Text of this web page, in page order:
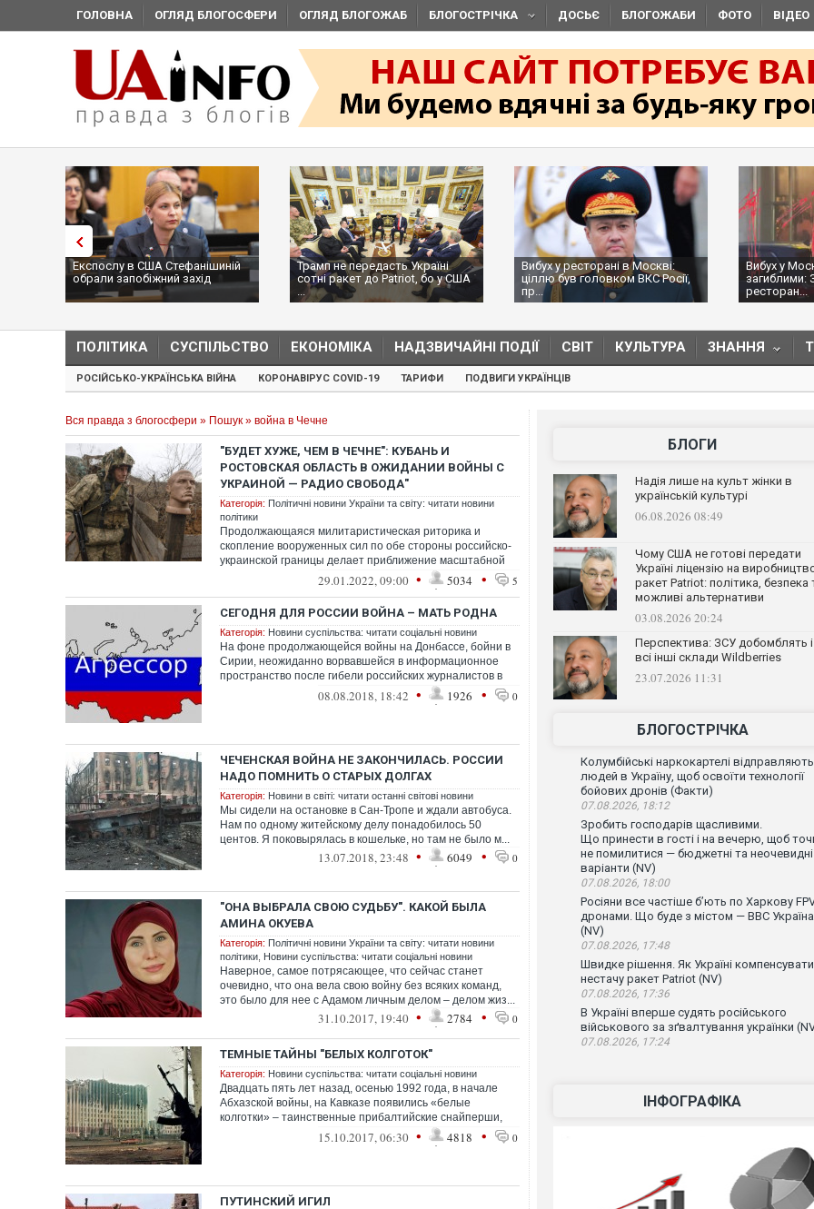
ГОЛОВНА ОГЛЯД БЛОГОСФЕРИ ОГЛЯД БЛОГОЖАБ БЛОГОСТРІЧКА ДОСЬЄ БЛОГОЖАБИ ФОТО ВІДЕО
Експослу в США Стефанішиній
обрали запобіжний захід
Трамп не передасть Україні
сотні ракет до Patriot, бо у США
...
Вибух у ресторані в Москві:
ціллю був головком ВКС Росії,
пр...
Вибух у
загиблими:
ресторан...
ПОЛІТИКА СУСПІЛЬСТВО ЕКОНОМІКА НАДЗВИЧАЙНІ ПОДІЇ СВІТ КУЛЬТУРА ЗНАННЯ
РОСІЙСЬКО-УКРАЇНСЬКА ВІЙНА КОРОНАВІРУС COVID-19 ТАРИФИ ПОДВИГИ УКРАЇНЦІВ
Вся правда з блогосфери » Пошук » война в Чечне
"БУДЕТ ХУЖЕ, ЧЕМ В ЧЕЧНЕ": КУБАНЬ И
РОСТОВСКАЯ ОБЛАСТЬ В ОЖИДАНИИ ВОЙНЫ С
УКРАИНОЙ — РАДИО СВОБОДА"
Категорія: Політичні новини України та світу: читати новини
політики
Продолжающаяся милитаристическая риторика и
скопление вооруженных сил по обе стороны российско-
украинской границы делает приближение масштабной
29.01.2022, 09:00 • 5034 • 5
СЕГОДНЯ ДЛЯ РОССИИ ВОЙНА – МАТЬ РОДНА
Категорія: Новини суспільства: читати соціальні новини
На фоне продолжающейся войны на Донбассе, бойни в
Сирии, неожиданно ворвавшейся в информационное
пространство после гибели российских журналистов в
08.08.2018, 18:42 • 1926 • 0
ЧЕЧЕНСКАЯ ВОЙНА НЕ ЗАКОНЧИЛАСЬ. РОССИИ
НАДО ПОМНИТЬ О СТАРЫХ ДОЛГАХ
Категорія: Новини в світі: читати останні світові новини
Мы сидели на остановке в Сан-Тропе и ждали автобуса.
Нам по одному житейскому делу понадобилось 50
центов. Я поковырялась в кошельке, но там не было м...
13.07.2018, 23:48 • 6049 • 0
"ОНА ВЫБРАЛА СВОЮ СУДЬБУ". КАКОЙ БЫЛА
АМИНА ОКУЕВА
Категорія: Політичні новини України та світу: читати новини
політики Новини суспільства: читати соціальні новини
Наверное, самое потрясающее, что сейчас станет
очевидно, что она вела свою войну без всяких команд,
это было для нее с Адамом личным делом – делом жиз...
31.10.2017, 19:40 • 2784 • 0
ТЕМНЫЕ ТАЙНЫ "БЕЛЫХ КОЛГОТОК"
Категорія: Новини суспільства: читати соціальні новини
Двадцать пять лет назад, осенью 1992 года, в начале
Абхазской войны, на Кавказе появились «белые
колготки» – таинственные прибалтийские снайперши,
15.10.2017, 06:30 • 4818 • 0
ПУТИНСКИЙ ИГИЛ
БЛОГИ
Надія лише на культ жінки в
українській культурі
06.08.2026 08:49
Чому США не готові передати
Україні ліцензію на
ракет Patriot: політика, безпека
можливі альтернативи
03.08.2026 20:24
Перспектива: ЗСУ добомблять і
всі інші склади Wildberries
23.07.2026 11:31
БЛОГОСТРІЧКА
Колумбійські наркокартелі відправляють
людей в Україну, щоб освоїти технології
бойових дронів (Факти)
07.08.2026, 18:12
Зробить господарів щасливими.
Що принести в гості і на вечерю, щоб
не помилитися — бюджетні та неочевидні
варіанти (NV)
07.08.2026, 18:00
Росіяни все частіше бʼють по Харкову
дронами. Що буде з містом — ВВС Україна
(NV)
07.08.2026, 17:48
Швидке рішення. Як Україні компенсувати
нестачу ракет Patriot (NV)
07.08.2026, 17:36
В Україні вперше судять російського
військового за зґвалтування українки
07.08.2026, 17:24
ІНФОГРАФІКА